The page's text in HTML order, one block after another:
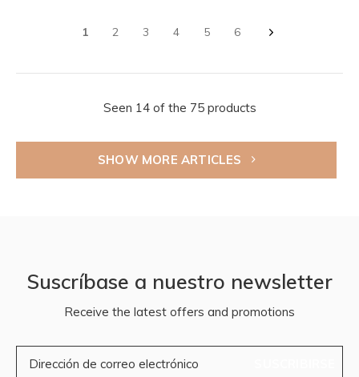
1 2 3 4 5 6
Seen 14 of the 75 products
SHOW MORE ARTICLES
Suscríbase a nuestro newsletter
Receive the latest offers and promotions